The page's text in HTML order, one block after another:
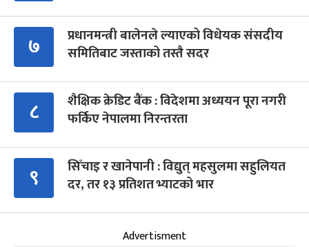
७
प्रधानमन्त्री बालेनले ल्याएको विधेयक संसदीय
समितिबाट जस्ताको तस्तै सदर
८
शैक्षिक क्रेडिट बैंक : विदेशमा अध्ययन पूरा नगरी
फर्किए नेपालमा निरन्तरता
९
सिँचाइ र खानेपानी : विद्युत् महसुलमा सहुलियत
दर, तर १३ प्रतिशत भ्याटको भार
Advertisment